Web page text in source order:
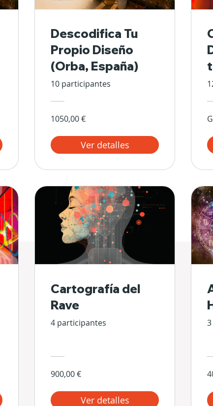
Descodifica Tu
Propio Diseño
(Orba, España)
10 participantes
1050,00 €
Ver detalles
Cartografía del
Rave
4 participantes
900,00 €
Ver detalles